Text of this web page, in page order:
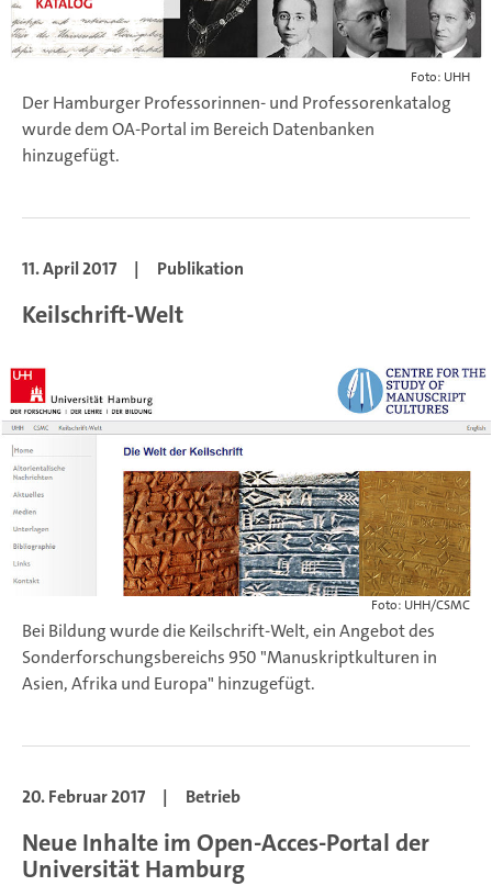
Foto: UHH
Der Hamburger Professorinnen- und Professorenkatalog
wurde dem OA-Portal im Bereich Datenbanken
hinzugefügt.
11. April 2017 | Publikation
Keilschrift-Welt
Foto: UHH/CSMC
Bei Bildung wurde die Keilschrift-Welt, ein Angebot des
Sonderforschungsbereichs 950 "Manuskriptkulturen in
Asien, Afrika und Europa" hinzugefügt.
20. Februar 2017 | Betrieb
Neue Inhalte im Open-Acces-Portal der
Universität Hamburg